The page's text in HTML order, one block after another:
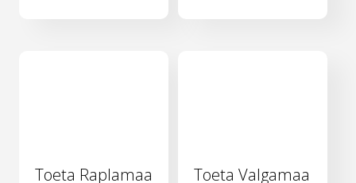
Toeta Raplamaa
Toeta Valgamaa